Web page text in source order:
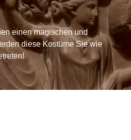
einen magischen und
diese Kostüme Sie wie